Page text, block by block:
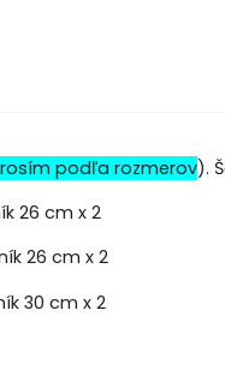
podľa rozmerov).
26 cm x 2
26 cm x 2
30 cm x 2